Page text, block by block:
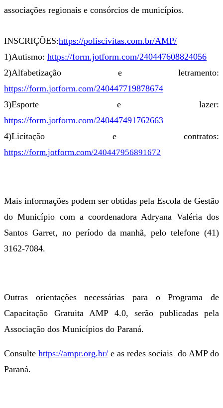
associações regionais e consórcios de municípios.
INSCRIÇÕES:https://poliscivitas.com.br/AMP/
1)Autismo: https://form.jotform.com/240447608824056
2)Alfabetização e letramento:
https://form.jotform.com/240447719878674
3)Esporte e lazer:
https://form.jotform.com/240447491762663
4)Licitação e contratos:
https://form.jotform.com/240447956891672
Mais informações podem ser obtidas pela Escola de Gestão
do Município com a coordenadora Adryana Valéria dos
Santos Garret, no período da manhã, pelo telefone (41)
3162-7084.
Outras orientações necessárias para o Programa de
Capacitação Gratuita AMP 4.0, serão publicadas pela
Associação dos Municípios do Paraná.
Consulte https://ampr.org.br/ e as redes sociais do AMP do
Paraná.